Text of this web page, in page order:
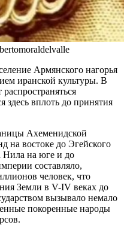
Армянского нагорья
иранской культуры. В
здесь вплоть до принятия
Ахеменидской
на востоке до Эгейского
Нила на юге и до
составляло,
человек, что
Земли в V-IV веках до
вызывало немало
покоренные народы